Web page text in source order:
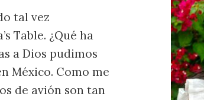
tal vez
Table. ¿Qué ha
a Dios pudimos
México. Como me
de avión son tan